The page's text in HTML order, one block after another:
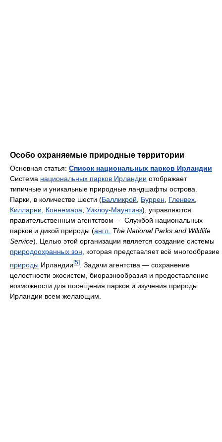
Особо охраняемые природные территории
Основная статья: Список национальных парков Ирландии
Система национальных парков Ирландии отображает
типичные и уникальные природные ландшафты острова.
Парки, в количестве шести (Балликрой, Буррен, Гленвех,
Килларни, Коннемара, Уиклоу-Маунтинз), управляются
правительственным агентством — Службой национальных
парков и дикой природы (англ. The National Parks and Wildlife
Service). Целью этой организации является создание системы
природоохранных зон, которая представляет всё многообразие
природы Ирландии [5]
. Задачи агентства — сохранение
целостности экосистем, биоразнообразия и предоставление
возможности для посещения парков и изучения природы
Ирландии всем желающим.